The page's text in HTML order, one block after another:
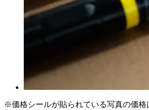
※価格シールが貼られている写真の価格